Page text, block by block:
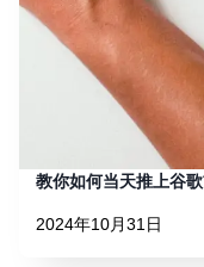
教你如何当天推上谷
2024年10月31日